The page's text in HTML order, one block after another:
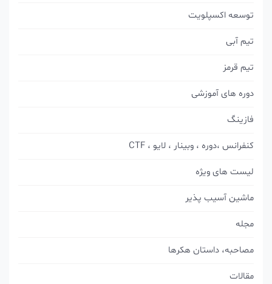
توسعه اکسپلویت
تیم آبی
تیم قرمز
دوره های آموزشی
فازینگ
کنفرانس ،دوره ، وبینار ، لایو ، CTF
لیست های ویژه
ماشین آسیب پذیر
مصاحبه، داستان هکرها
مقالات